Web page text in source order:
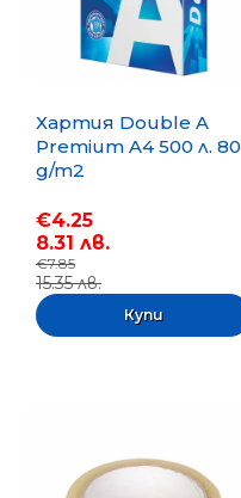
Хартия Double A
Premium A4 500 л. 80
g/m2
€4.25
8.31 лв.
€7.85
15.35 лв.